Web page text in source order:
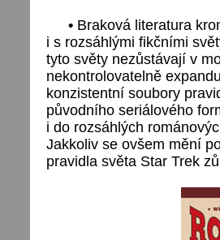
•Braková literatura
i s rozsáhlými fikčními
tyto světy nezůstávají v
nekontrolovatelně
konzistentní soubory
původního seriálového
i do rozsáhlých
Jakkoliv se ovšem mění
pravidla světa Star Trek